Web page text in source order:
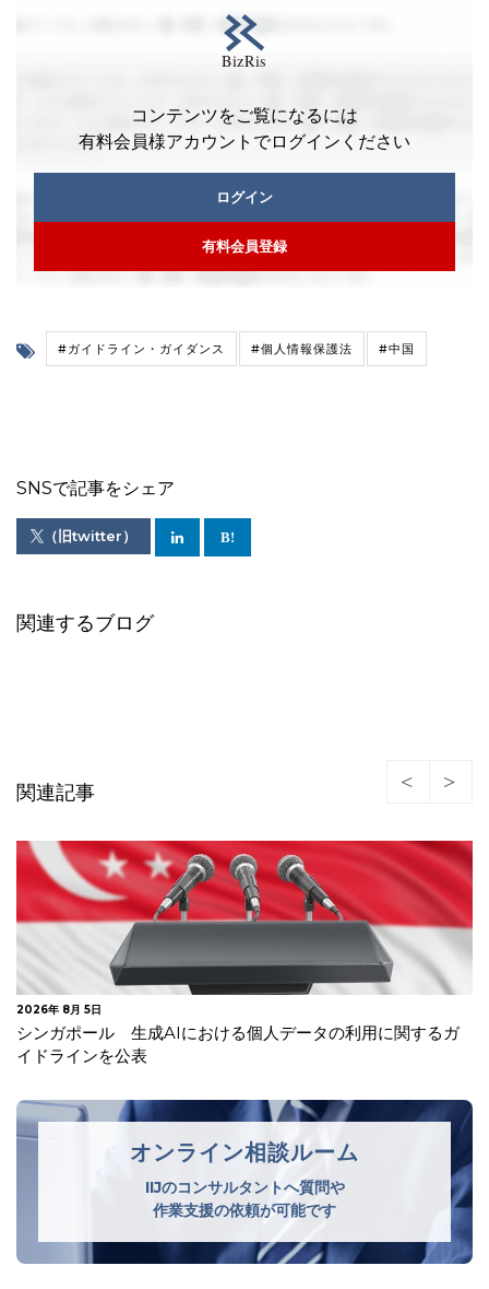
コンテンツをご覧になるには
有料会員様アカウントでログインください
ログイン
有料会員登録
#ガイドライン・ガイダンス #個人情報保護法 #中国
SNSで記事をシェア
（旧twitter）
関連するブログ
関連記事
2026年 7月 30日
オランダデータ保護局 生成AIモデルの開発・導入に関する
GDPRガイドラインを公表
オンライン相談ルーム
IIJのコンサルタントへ質問や
作業支援の依頼が可能です